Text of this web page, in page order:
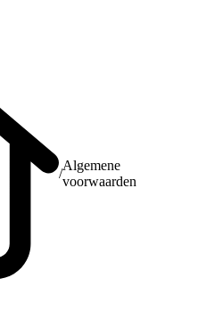
/
Algemene
voorwaarden